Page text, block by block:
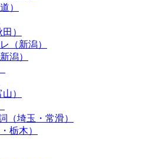
）
）
（新潟）
潟）
）
（埼玉・常滑）
栃木）